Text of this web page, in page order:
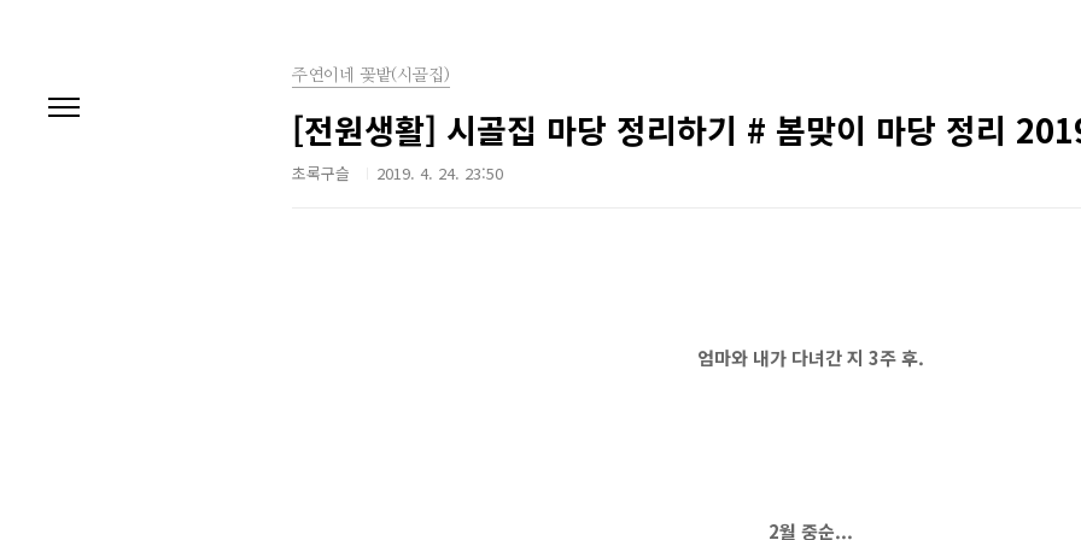
주연이네 꽃밭(시골집)
[전원생활] 시골집 마당 정리하기 # 봄맞이 마당 정리
초록구슬 2019. 4. 24. 23:50
엄마와 내가 다녀간 지 3주 후.
2월 중순...